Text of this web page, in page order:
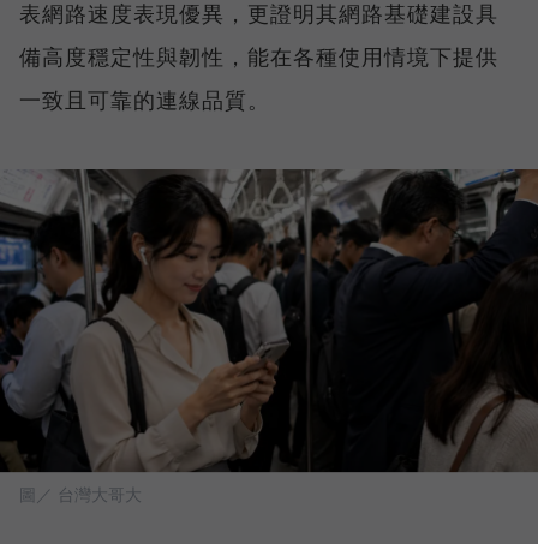
表網路速度表現優異，更證明其網路基礎建設具
備高度穩定性與韌性，能在各種使用情境下提供
一致且可靠的連線品質。
圖／ 台灣大哥大